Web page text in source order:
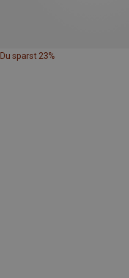
Du sparst 23%